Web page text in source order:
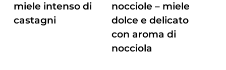
miele intenso di
castagni
nocciole – miele
dolce e delicato
con aroma di
nocciola